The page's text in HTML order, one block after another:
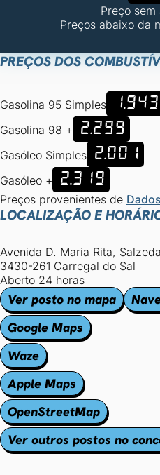
Preço sem
Preços abaixo da
PREÇOS DOS
Gasolina 95 Simples 1.943
Gasolina 98 + 2.299
Gasóleo Simples 2.001
Gasóleo + 2.319
Preços provenientes de
LOCALIZAÇÃO E
Avenida D. Maria Rita,
3430-261 Carregal do Sal
Aberto 24 horas
Ver posto no mapa
Google Maps
Waze
Apple Maps
OpenStreetMap
Ver outros postos no